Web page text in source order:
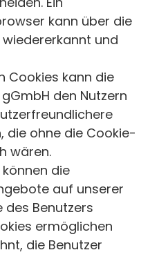
kann über die
und
Cookies kann die
den Nutzern
die ohne die Cookie-
wären.
die
auf unserer
des Benutzers
ermöglichen
die Benutzer